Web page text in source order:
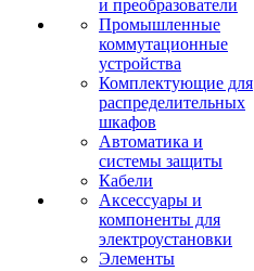
и преобразователи
Промышленные
коммутационные
устройства
Комплектующие для
распределительных
шкафов
Автоматика и
системы защиты
Кабели
Аксессуары и
компоненты для
электроустановки
Элементы